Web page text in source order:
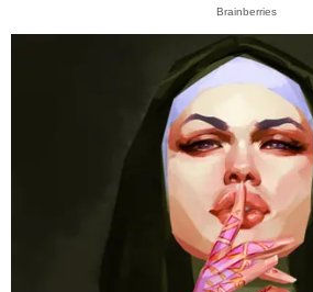
Brainberries